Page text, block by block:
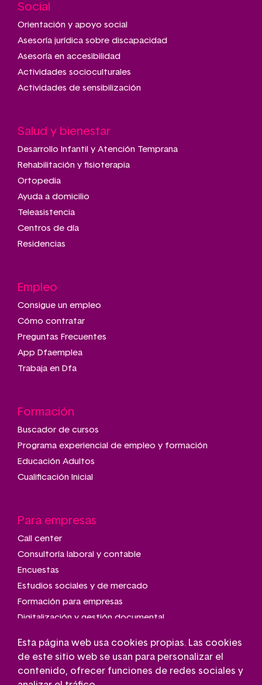
Main
navigation
Social
Orientación y apoyo social
Asesoría jurídica sobre discapacidad
Asesoría en accesibilidad
Actividades socioculturales
Actividades de sensibilización
Salud y bienestar
Desarrollo Infantil y Atención Temprana
Rehabilitación y fisioterapia
Ortopedia
Ayuda a domicilio
Teleasistencia
Centros de día
Residencias
Empleo
Consigue un empleo
Cómo contratar
Preguntas Frecuentes
App Dfaemplea
Trabaja en Dfa
Formación
Buscador de cursos
Programa experiencial de empleo y formación
Educación Adultos
Cualificación Inicial
Para empresas
Call center
Consultoría laboral y contable
Encuestas
Estudios sociales y de mercado
Formación para empresas
Digitalización y gestión documental
Transporte adaptado
Conserjería
Esta página web usa cookies propias. Las cookies
de este sitio web se usan para personalizar el
contenido, ofrecer funciones de redes sociales y